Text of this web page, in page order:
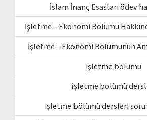
İslam İnanç Esasları ödev
İşletme – Ekonomi Bölümü
İşletme – Ekonomi Bölümünün
işletme bölümü
işletme bölümü
işletme bölümü dersleri